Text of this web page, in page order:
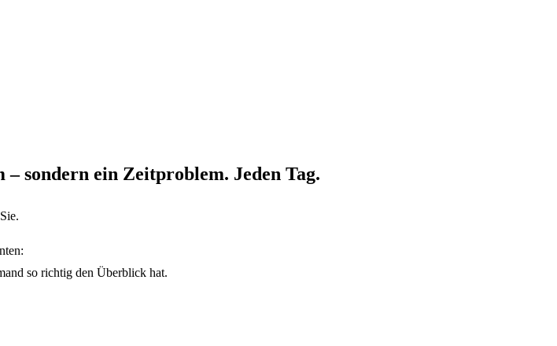
sondern ein Zeitproblem. Jeden Tag.
so richtig den Überblick hat.